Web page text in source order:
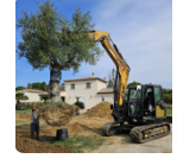
ប្រៀបធៀប